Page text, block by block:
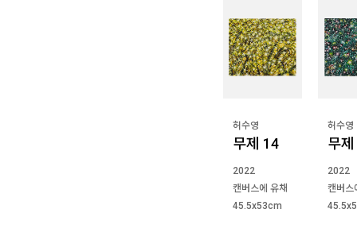
허수영
무제 14
2022
캔버스에 유채
45.5x53cm
허수영
무
2022
캔버스